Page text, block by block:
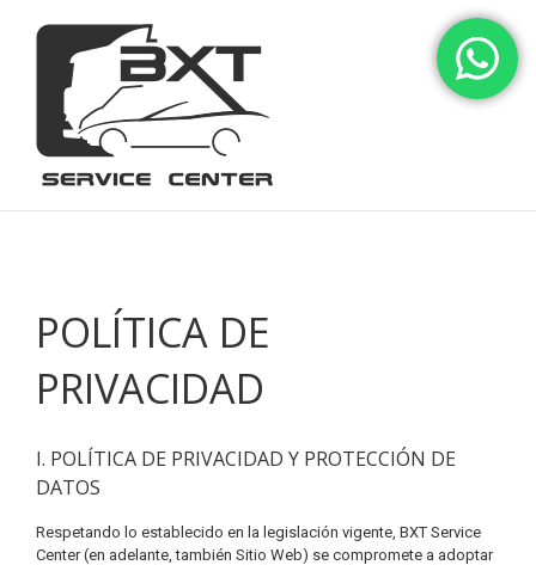
POLÍTICA DE
PRIVACIDAD
I. POLÍTICA DE PRIVACIDAD Y PROTECCIÓN DE
DATOS
Respetando lo establecido en la legislación vigente, BXT Service
Center (en adelante, también Sitio Web) se compromete a adoptar